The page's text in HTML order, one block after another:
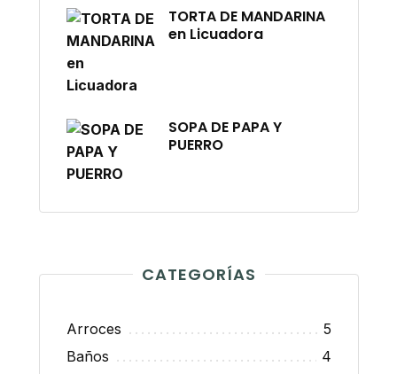
TORTA DE MANDARINA
en Licuadora
SOPA DE PAPA Y
PUERRO
CATEGORÍAS
Arroces
5
Baños
4